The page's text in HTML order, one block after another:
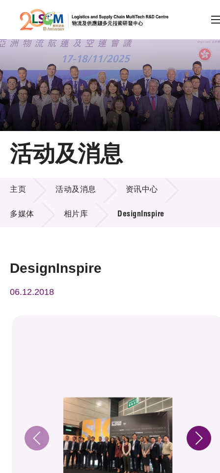
跳到内容（按回车键）
会员登录
A A EN 繁 简
主页
关于LSCM
技术商品化
项目及资助计划
活动及消息
活动及消息
活动及消息
主页 活动及消息 资讯中心
多媒体 相片库 DesignInspire
DesignInspire
06.12.2018